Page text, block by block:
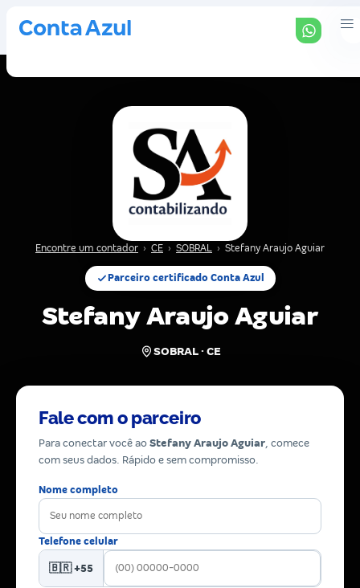
Encontre um contador › CE › SOBRAL › Stefany Araujo Aguiar
Parceiro certificado Conta Azul
Stefany Araujo Aguiar
SOBRAL · CE
Fale com o parceiro
Para conectar você ao Stefany Araujo Aguiar, comece
com seus dados. Rápido e sem compromisso.
Nome completo
Telefone celular
🇧🇷 +55